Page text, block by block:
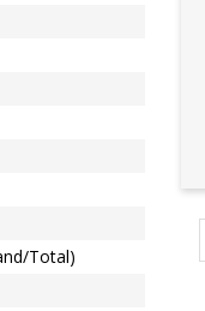
Total)